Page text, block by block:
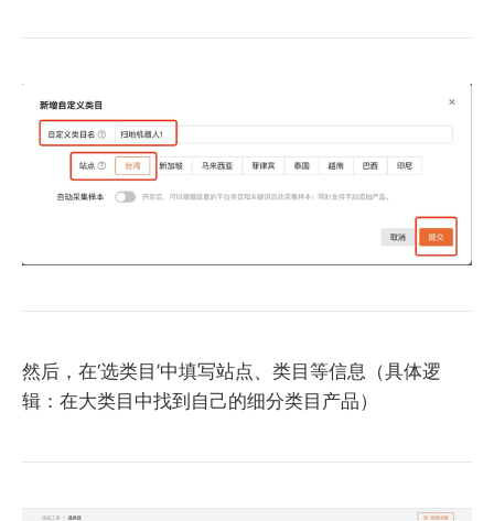
然后，在‘选类目’中填写站点、类目等信息（具体逻
辑：在大类目中找到自己的细分类目产品）